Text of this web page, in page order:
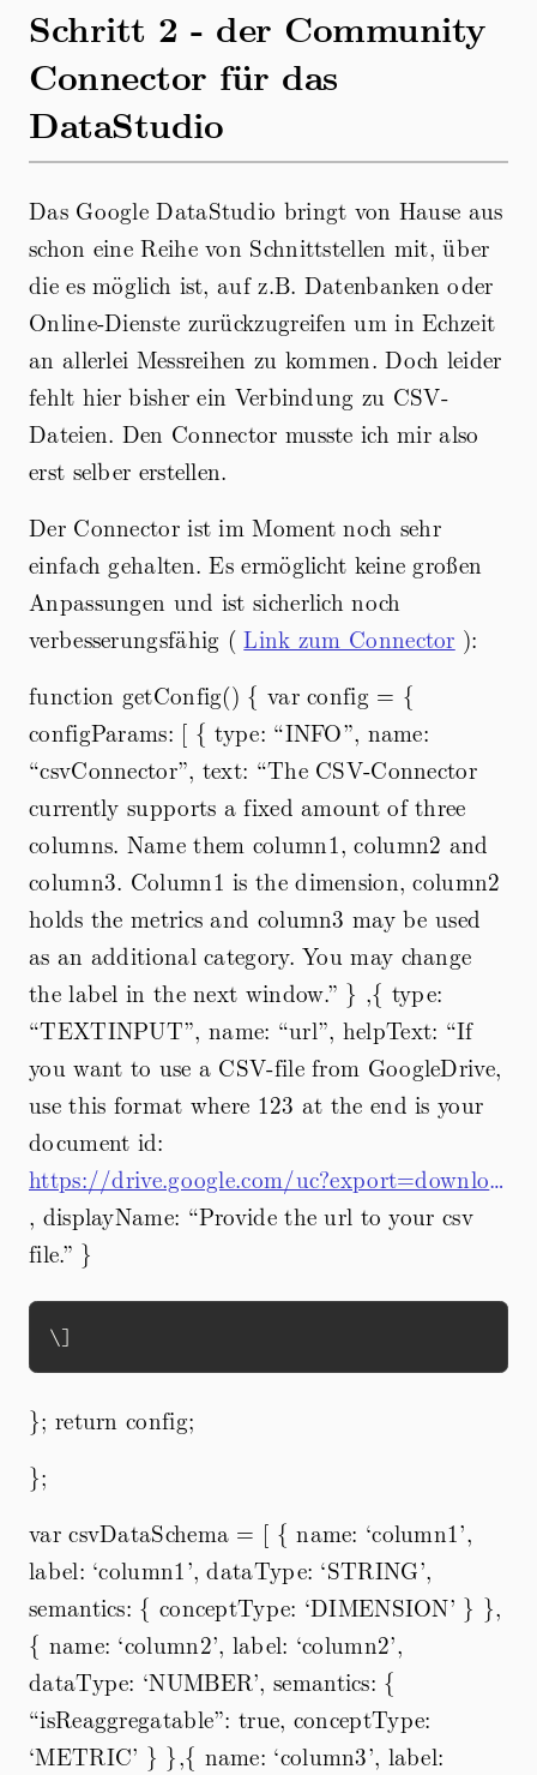
Schritt 2 - der Community
Connector für das
DataStudio
Das Google DataStudio bringt von Hause aus
schon eine Reihe von Schnittstellen mit, über
die es möglich ist, auf z.B. Datenbanken oder
Online-Dienste zurückzugreifen um in Echzeit
an allerlei Messreihen zu kommen. Doch leider
fehlt hier bisher ein Verbindung zu CSV-
Dateien. Den Connector musste ich mir also
erst selber erstellen.
Der Connector ist im Moment noch sehr
einfach gehalten. Es ermöglicht keine großen
Anpassungen und ist sicherlich noch
verbesserungsfähig (Link zum Connector ):
function getConfig() { var config = {
configParams: [ { type: “INFO”, name:
“csvConnector”, text: “The CSV-Connector
currently supports a fixed amount of three
columns. Name them column1, column2 and
column3. Column1 is the dimension, column2
holds the metrics and column3 may be used
as an additional category. You may change
the label in the next window.” } ,{ type:
“TEXTINPUT”, name: “url”, helpText: “If
you want to use a CSV-file from GoogleDrive,
use this format where 123 at the end is your
document id:
https://drive.google.com/uc?export=download&id=123"
, displayName: “Provide the url to your csv
file.” }
}; return config;
};
var csvDataSchema = [ { name: ‘column1’,
label: ‘column1’, dataType: ‘STRING’,
semantics: { conceptType: ‘DIMENSION’ } },
{ name: ‘column2’, label: ‘column2’,
dataType: ‘NUMBER’, semantics: {
“isReaggregatable”: true, conceptType:
‘METRIC’ } },{ name: ‘column3’, label: